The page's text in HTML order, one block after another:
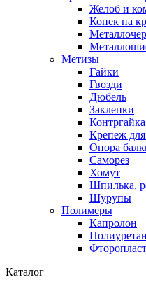
Желоб и
Конек на
Метизы
Гайки
Гвозди
Дюбель
Заклепки
Контргайка
Крепеж
Опора
Саморез
Хомут
Шпилька,
Шурупы
Полимеры
Капролон
Полиуретан
Фторопласт
Каталог